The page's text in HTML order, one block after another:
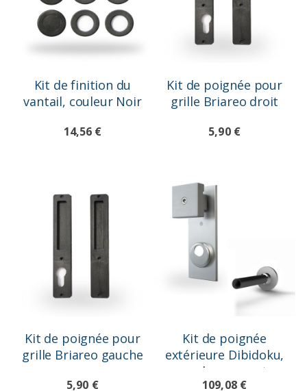
Kit de finition du
vantail, couleur Noir
14,56 €
Kit de poignée pour
grille Briareo droit
5,90 €
Kit de poignée pour
grille Briareo gauche
5,90 €
Kit de poignée
extérieure Dibidoku,
couleur argent
109,08 €